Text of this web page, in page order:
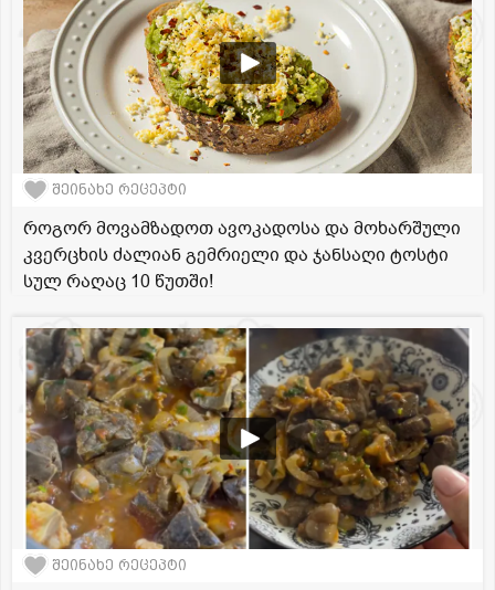
შეინახე რეცეპტი
როგორ მოვამზადოთ ავოკადოსა და მოხარშული
კვერცხის ძალიან გემრიელი და ჯანსაღი ტოსტი
სულ რაღაც 10 წუთში!
შეინახე რეცეპტი